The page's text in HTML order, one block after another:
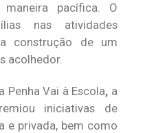
maneira pacífica. O
nas atividades
construção de um
acolhedor.
Penha Vai à Escola, a
iniciativas de
e privada, bem como